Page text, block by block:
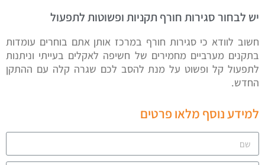
יש לבחור סגירות חורף תקניות ופשוטות לתפעול
חשוב לוודא כי סגירות חורף במרכז אותן אתם בוחרים עומדות
בתקנים מערביים מחמירים של חשיפה לאקלים בעייתי וניתנות
לתפעול קל ופשוט על מנת להסב לכם שגרה קלה עם ההתקן
החדש.
למידע נוסף מלאו פרטים